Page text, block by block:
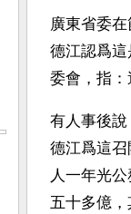
廣東省委
德江認爲
委會，指：
有人事後
德江爲這
人一年光
五十多億